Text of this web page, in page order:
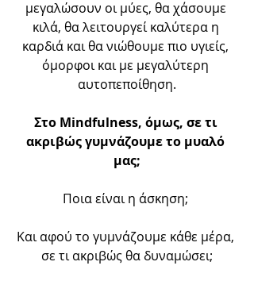
μεγαλώσουν οι μύες, θα χάσουμε
κιλά, θα λειτουργεί καλύτερα η
καρδιά και θα νιώθουμε πιο υγιείς,
όμορφοι και με μεγαλύτερη
αυτοπεποίθηση.
Στο Mindfulness, όμως, σε τι
ακριβώς γυμνάζουμε το μυαλό
μας;
Ποια είναι η άσκηση;
Και αφού το γυμνάζουμε κάθε μέρα,
σε τι ακριβώς θα δυναμώσει;